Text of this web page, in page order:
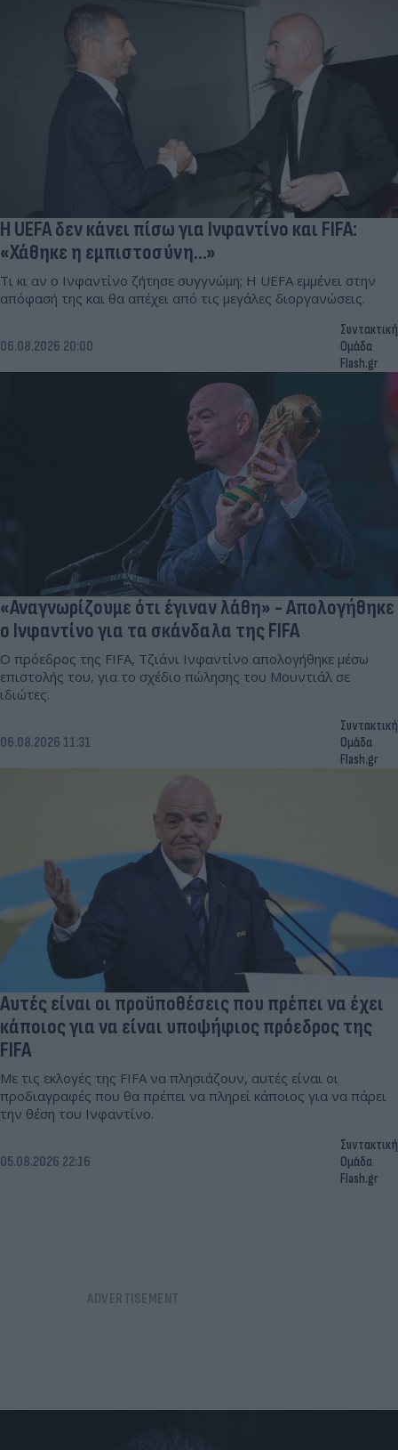
Η UEFA δεν κάνει πίσω για Ινφαντίνο και FIFA:
«Χάθηκε η εμπιστοσύνη...»
Τι κι αν ο Ινφαντίνο ζήτησε συγγνώμη; Η UEFA εμμένει στην
απόφασή της και θα απέχει από τις μεγάλες διοργανώσεις.
06.08.2026 20:00
Συντακτική
Ομάδα
Flash.gr
«Αναγνωρίζουμε ότι έγιναν λάθη» - Απολογήθηκε
ο Ινφαντίνο για τα σκάνδαλα της FIFA
Ο πρόεδρος της FIFA, Τζιάνι Ινφαντίνο απολογήθηκε μέσω
επιστολής του, για το σχέδιο πώλησης του Μουντιάλ σε
ιδιώτες.
06.08.2026 11:31
Συντακτική
Ομάδα
Flash.gr
Αυτές είναι οι προϋποθέσεις που πρέπει να έχει
κάποιος για να είναι υποψήφιος πρόεδρος της
FIFA
Με τις εκλογές της FIFA να πλησιάζουν, αυτές είναι οι
προδιαγραφές που θα πρέπει να πληρεί κάποιος για να πάρει
την θέση του Ινφαντίνο.
05.08.2026 22:16
Συντακτική
Ομάδα
Flash.gr